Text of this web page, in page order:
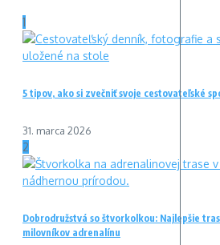
1
5 tipov, ako si zvečniť svoje cestovateľské
31. marca 2026
2
Dobrodružstvá so štvorkolkou: Najlepšie
milovníkov adrenalínu